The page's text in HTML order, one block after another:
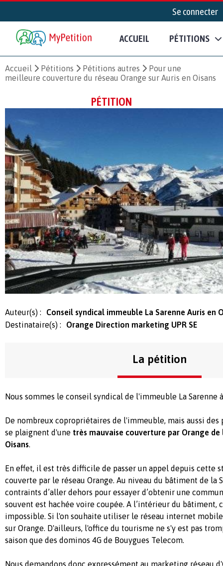
Se connecter
ACCUEIL PÉTITIONS
Accueil Pétitions Pétitions autres
Pour une
meilleure couverture du réseau Orange sur Auris en Oisans
PÉTITION
Auteur(s) :
Conseil syndical immeuble La Sarenne Auris en
Destinataire(s) :
Orange Direction marketing UPR SE
La pétition
Nous sommes le conseil syndical de l'immeuble La Sarenne
De nombreux copropriétaires de l'immeuble, mais aussi des
se plaignent d'une très mauvaise couverture par Orange
Oisans.
En effet, il est très difficile de passer un appel depuis cette
couverte par le réseau Orange. Au niveau du bâtiment de la
contraints d’aller dehors pour essayer d’obtenir une
souvent est hachée voire coupée. A l’intérieur du bâtiment,
impossible. Si l'on souhaite utiliser le réseau internet
sur Orange. D'ailleurs, l'office du tourisme ne s'y est pas
saison que des dominos 4G de Bouygues Telecom.
Nous demandons donc expressément au marketing réseau